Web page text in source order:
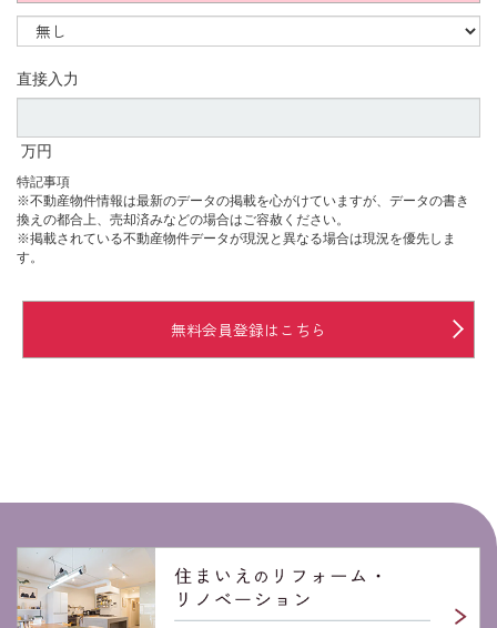
直接入力
万円
特記事項
※不動産物件情報は最新のデータの掲載を心がけていますが、データの書き
換えの都合上、売却済みなどの場合はご容赦ください。
※掲載されている不動産物件データが現況と異なる場合は現況を優先しま
す。
無料会員登録はこちら